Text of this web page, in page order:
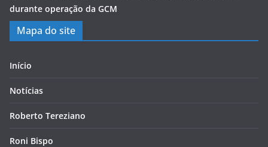
durante operação da GCM
Mapa do site
Início
Notícias
Roberto Tereziano
Roni Bispo